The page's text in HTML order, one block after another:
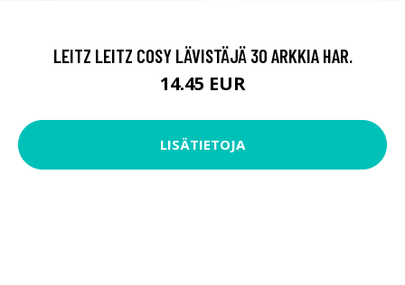
LEITZ LEITZ COSY LÄVISTÄJÄ 30 ARKKIA HAR.
14.45 EUR
LISÄTIETOJA